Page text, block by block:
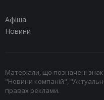
Афіша
Новини
Матеріали, що позначені
"Новини компаній",
правах реклами.